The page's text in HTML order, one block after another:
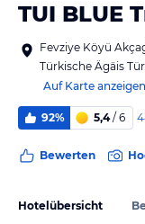
TUI BLUE
Fevziye Köyü
Türkische Ägäis
Auf Karte anzeigen
92% 5,4/ 6
Bewerten
Hotelübersicht